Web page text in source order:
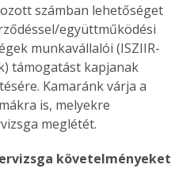
számban lehetőséget
együttműködési
munkavállalói (ISZIIR-
támogatást kapjanak
Kamaránk várja a
is, melyekre
meglétét.
követelményeket